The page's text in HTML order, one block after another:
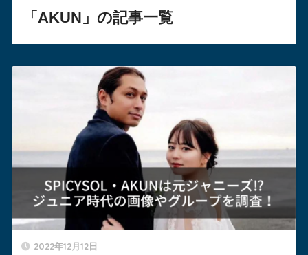
「AKUN」の記事一覧
2022年12月12日